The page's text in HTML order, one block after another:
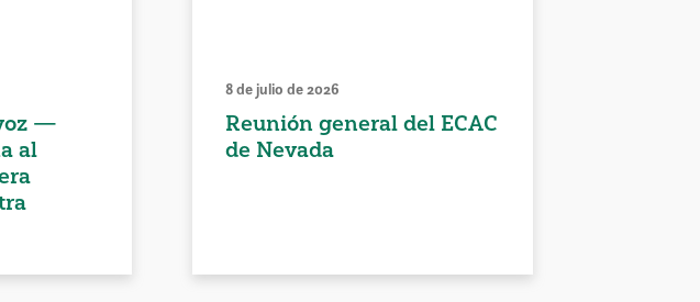
—
al
8 de julio de 2026
Reunión general del ECAC
de Nevada